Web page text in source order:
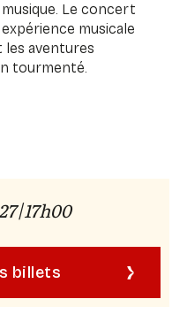
Le concert
musicale
aventures
tourmenté.
|17h00
billets